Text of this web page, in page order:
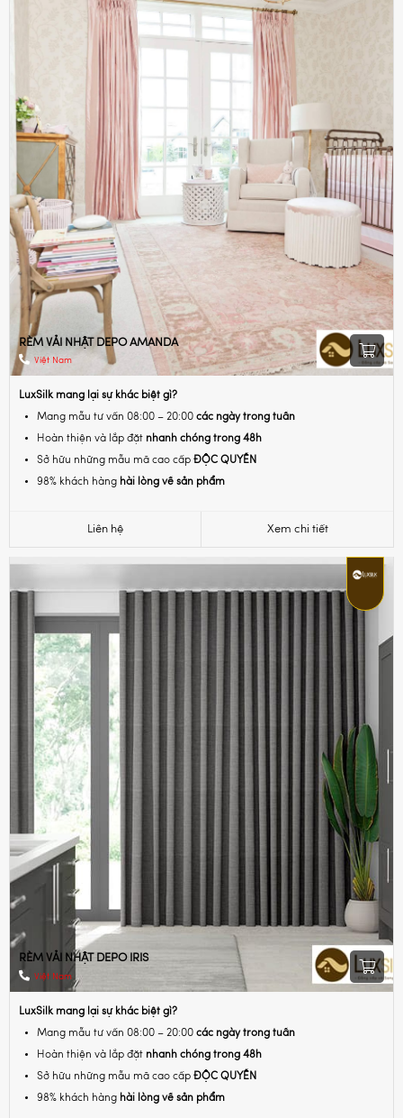
RÈM VẢI NHẬT DEPO AMANDA
Việt Nam
LuxSilk mang lại sự khác biệt gì?
Mang mẫu tư vấn 08:00 – 20:00 các ngày trong tuần
Hoàn thiện và lắp đặt nhanh chóng trong 48h
Sở hữu những mẫu mã cao cấp ĐỘC QUYỀN
98% khách hàng hài lòng về sản phẩm
Liên hệ Xem chi tiết
RÈM VẢI NHẬT DEPO IRIS
Việt Nam
LuxSilk mang lại sự khác biệt gì?
Mang mẫu tư vấn 08:00 – 20:00 các ngày trong tuần
Hoàn thiện và lắp đặt nhanh chóng trong 48h
Sở hữu những mẫu mã cao cấp ĐỘC QUYỀN
98% khách hàng hài lòng về sản phẩm